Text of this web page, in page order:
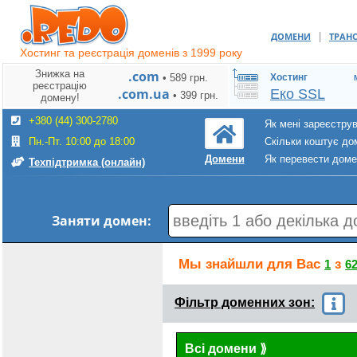
Хостинг та реєстрація доменів з 1999 року
ДОМЕНИ |
Знижка на
реєстрацію
домену!
.com • 589 грн.
.com.ua • 399 грн.
Хостинг
Еко SSL
+380 (44) 300-2780
Пн.-Пт. 10:00 до 18:00
Техпідтримка (онлайн)
Домени
Як мені
Скільки коштує
Як перевести
Заняти домен:
Мы знайшли для Вас 1 з
Фільтр доменних зон:
Всі домени ⟫